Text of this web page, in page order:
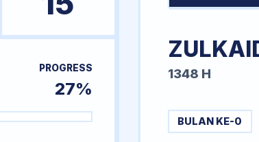
PROGRESS
27%
1348 H
BULAN KE-0